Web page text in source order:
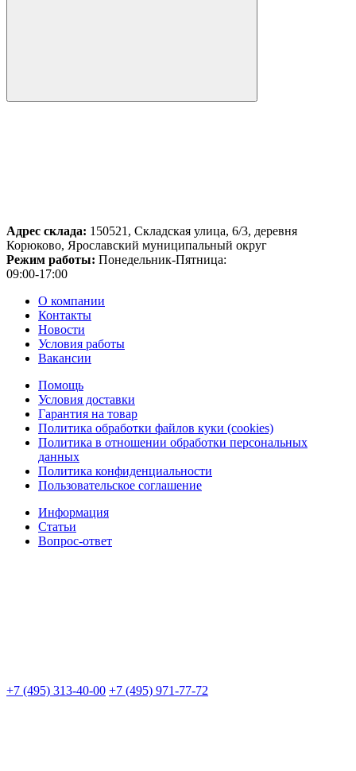
Адрес склада: 150521, Складская улица, 6/3, деревня
Корюково, Ярославский муниципальный округ
Режим работы: Понедельник-Пятница:
09:00-17:00
О компании
Контакты
Новости
Условия работы
Вакансии
Помощь
Условия доставки
Гарантия на товар
Политика обработки файлов куки (cookies)
Политика в отношении обработки персональных
данных
Политика конфиденциальности
Пользовательское соглашение
Информация
Статьи
Вопрос-ответ
+7 (495) 313-40-00 +7 (495) 971-77-72